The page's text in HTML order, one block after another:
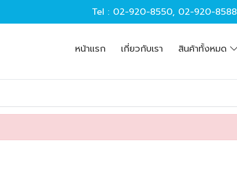
Tel : 02-920-8550, 02-920-8588
หน้าแรก เกี่ยวกับเรา สินค้าทั้งหมด